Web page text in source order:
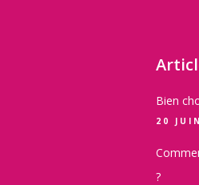
Bien
20
?